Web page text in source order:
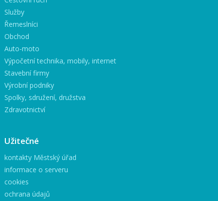
Služby
Řemeslníci
Obchod
Auto-moto
Výpočetní technika, mobily, internet
Stavební firmy
Výrobní podniky
Spolky, sdružení, družstva
Zdravotnictví
Užitečné
kontakty Městský úřad
informace o serveru
cookies
ochrana údajů